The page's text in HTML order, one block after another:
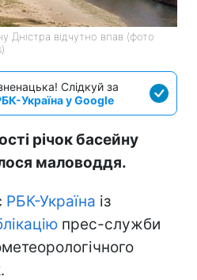
Дністра відчутно впав (фото
Слідкуй за
Україна у Google
річок басейну
маловоддя.
РБК-Україна із
прес-служби